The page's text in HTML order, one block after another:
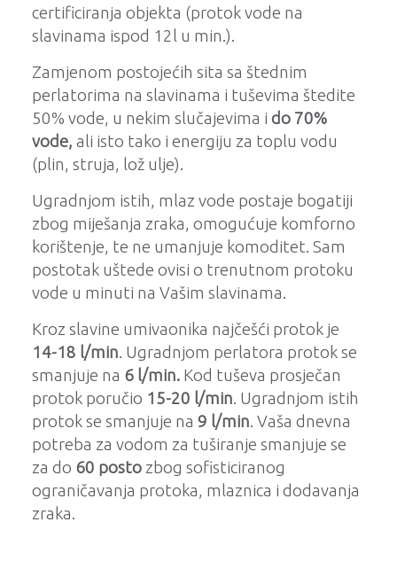
certificiranja objekta (protok vode na
slavinama ispod 12l u min.).
Zamjenom postojećih sita sa štednim
perlatorima na slavinama i tuševima štedite
50% vode, u nekim slučajevima i do 70%
vode, ali isto tako i energiju za toplu vodu
(plin, struja, lož ulje).
Ugradnjom istih, mlaz vode postaje bogatiji
zbog miješanja zraka, omogućuje komforno
korištenje, te ne umanjuje komoditet. Sam
postotak uštede ovisi o trenutnom protoku
vode u minuti na Vašim slavinama.
Kroz slavine umivaonika najčešći protok je
14-18 l/min. Ugradnjom perlatora protok se
smanjuje na 6 l/min. Kod tuševa prosječan
protok poručio 15-20 l/min. Ugradnjom istih
protok se smanjuje na 9 l/min. Vaša dnevna
potreba za vodom za tuširanje smanjuje se
za do 60 posto zbog sofisticiranog
ograničavanja protoka, mlaznica i dodavanja
zraka.